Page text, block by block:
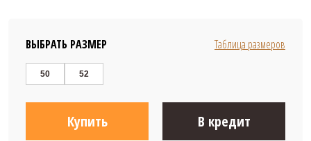
135 800 ₽
ВЫБРАТЬ РАЗМЕР Таблица размеров
50 52
Купить В кредит